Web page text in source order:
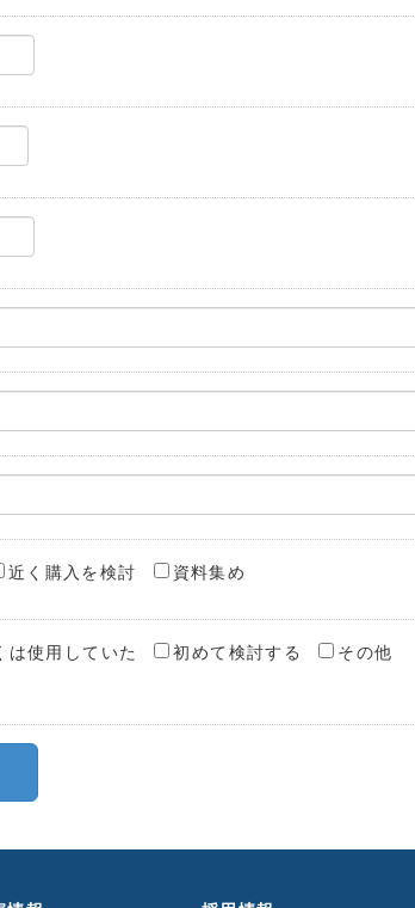
近く購入を検討 資料集め
は使用していた 初めて検討する その他